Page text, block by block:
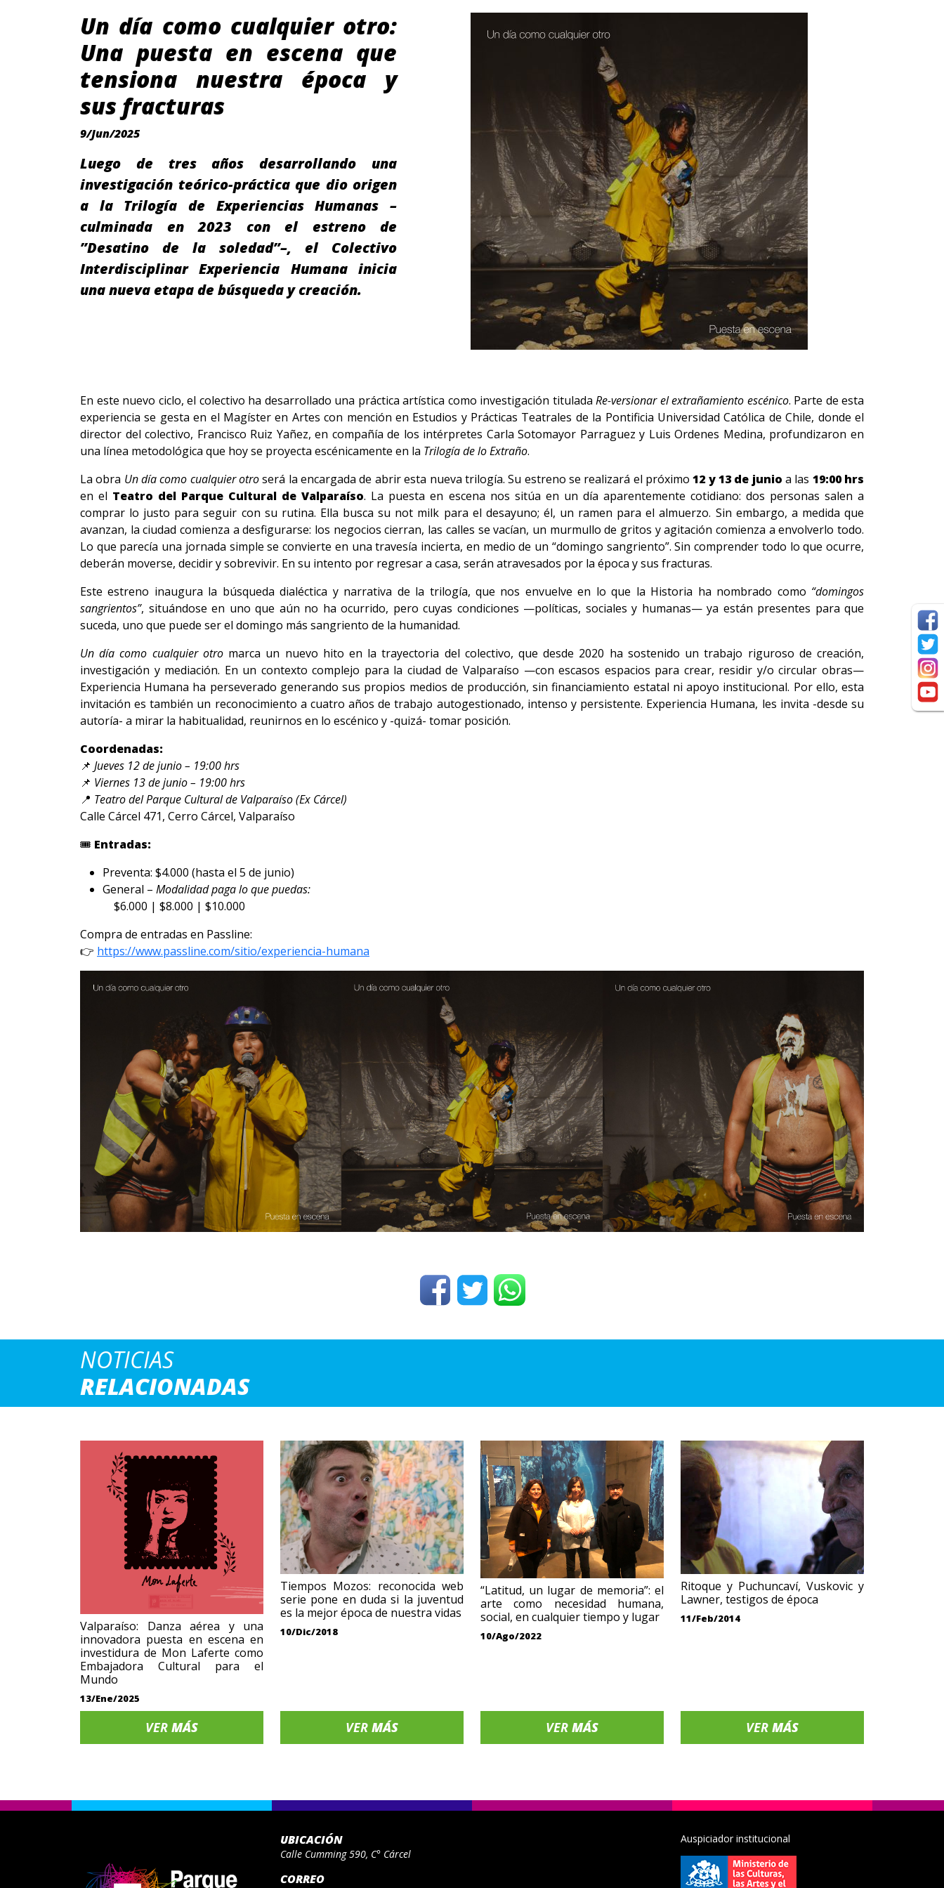
Un día como cualquier otro:
Una puesta en escena que
tensiona nuestra época y
sus fracturas
9/Jun/2025
Luego de tres años desarrollando una
investigación teórico-práctica que dio origen
a la Trilogía de Experiencias Humanas –
culminada en 2023 con el estreno de
”Desatino de la soledad”–, el Colectivo
Interdisciplinar Experiencia Humana inicia
una nueva etapa de búsqueda y creación.
En este nuevo ciclo, el colectivo ha desarrollado una práctica artística como investigación titulada Re-versionar el extrañamiento escénico. Parte de esta
experiencia se gesta en el Magíster en Artes con mención en Estudios y Prácticas Teatrales de la Pontificia Universidad Católica de Chile, donde el
director del colectivo, Francisco Ruiz Yañez, en compañía de los intérpretes Carla Sotomayor Parraguez y Luis Ordenes Medina, profundizaron en
una línea metodológica que hoy se proyecta escénicamente en la Trilogía de lo Extraño.
La obra Un día como cualquier otroserá la encargada de abrir esta nueva trilogía. Su estreno se realizará el próximo12 y 13 de junio a las 19:00 hrs
en el Teatro del Parque Cultural de Valparaíso. La puesta en escena nos sitúa en un día aparentemente cotidiano: dos personas salen a
comprar lo justo para seguir con su rutina. Ella busca su not milk para el desayuno; él, un ramen para el almuerzo. Sin embargo, a medida que
avanzan, la ciudad comienza a desfigurarse: los negocios cierran, las calles se vacían, un murmullo de gritos y agitación comienza a envolverlo todo.
Lo que parecía una jornada simple se convierte en una travesía incierta, en medio de un “domingo sangriento”. Sin comprender todo lo que ocurre,
deberán moverse, decidir y sobrevivir. En su intento por regresar a casa, serán atravesados por la época y sus fracturas.
Este estreno inaugura la búsqueda dialéctica y narrativa de la trilogía, que nos envuelve en lo que la Historia ha nombrado como “domingos
sangrientos”, situándose en uno que aún no ha ocurrido, pero cuyas condiciones —políticas, sociales y humanas— ya están presentes para que
suceda, uno que puede ser el domingo más sangriento de la humanidad.
Un día como cualquier otromarca un nuevo hito en la trayectoria del colectivo, que desde 2020 ha sostenido un trabajo riguroso de creación,
investigación y mediación. En un contexto complejo para la ciudad de Valparaíso —con escasos espacios para crear, residir y/o circular obras—
Experiencia Humana ha perseverado generando sus propios medios de producción, sin financiamiento estatal ni apoyo institucional. Por ello, esta
invitación es también un reconocimiento a cuatro años de trabajo autogestionado, intenso y persistente. Experiencia Humana, les invita -desde su
autoría- a mirar la habitualidad, reunirnos en lo escénico y -quizá- tomar posición.
Coordenadas:
📌 Jueves 12 de junio – 19:00 hrs
📌 Viernes 13 de junio – 19:00 hrs
📍 Teatro del Parque Cultural de Valparaíso (Ex Cárcel)
Calle Cárcel 471, Cerro Cárcel, Valparaíso
🎟️ Entradas:
Preventa: $4.000 (hasta el 5 de junio)
General – Modalidad paga lo que puedas:
$6.000 | $8.000 | $10.000
Compra de entradas en Passline:
👉 https://www.passline.com/sitio/experiencia-humana
NOTICIAS
RELACIONADAS
Valparaíso: Danza aérea y una
innovadora puesta en escena en
investidura de Mon Laferte como
Embajadora Cultural para el
Mundo
13/Ene/2025
VER MÁS
Tiempos Mozos: reconocida web
serie pone en duda si la juventud
es la mejor época de nuestra vidas
10/Dic/2018
VER MÁS
“Latitud, un lugar de memoria”: el
arte como necesidad humana,
social, en cualquier tiempo y lugar
10/Ago/2022
VER MÁS
Ritoque y Puchuncaví, Vuskovic y
Lawner, testigos de época
11/Feb/2014
VER MÁS
UBICACIÓN
Calle Cumming 590, C° Cárcel
CORREO
Auspiciador institucional